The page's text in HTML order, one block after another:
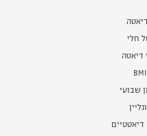
חלי
דיאטה
שבועי
דיאטטיים